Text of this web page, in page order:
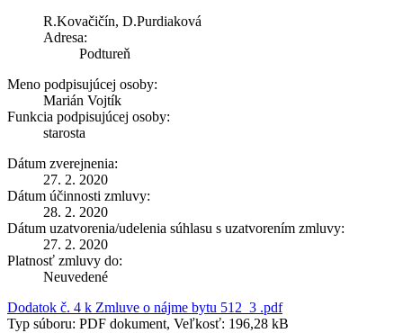
R.Kovačičín, D.Purdiaková
Adresa:
Podtureň
Meno podpisujúcej osoby:
Marián Vojtík
Funkcia podpisujúcej osoby:
starosta
Dátum zverejnenia:
27. 2. 2020
Dátum účinnosti zmluvy:
28. 2. 2020
Dátum uzatvorenia/udelenia súhlasu s uzatvorením zmluvy:
27. 2. 2020
Platnosť zmluvy do:
Neuvedené
Dodatok č. 4 k Zmluve o nájme bytu 512_3 .pdf
Typ súboru: PDF dokument, Veľkosť: 196,28 kB